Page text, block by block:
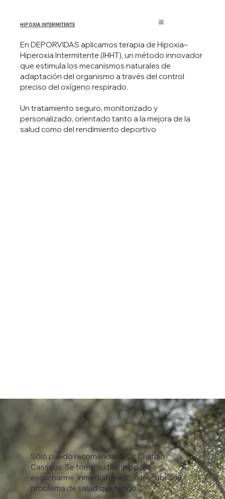
Una nutrición equilibrada y saludable es esencial
para un metabolismo eficiente y una buena salud
nutrientes necesarios para el metabolismo, que a su
vez convierte esos nutrientes en energía y mantiene
las funciones corporales óptimas.
06
HIPOXIA INTERMITENTE
En DEPORVIDAS aplicamos terapia de Hipoxia–
Hiperoxia Intermitente (IHHT), un método innovador
que estimula los mecanismos naturales de
adaptación del organismo a través del control
preciso del oxígeno respirado.
Un tratamiento seguro, monitorizado y
personalizado, orientado tanto a la mejora de la
salud como del rendimiento deportivo
Sólo puedo recomendar al Dr. Cristian
Casseus. Se tomó su tiempo para
escucharme, inmediatamente descubrió el
problema de salud que tengo...